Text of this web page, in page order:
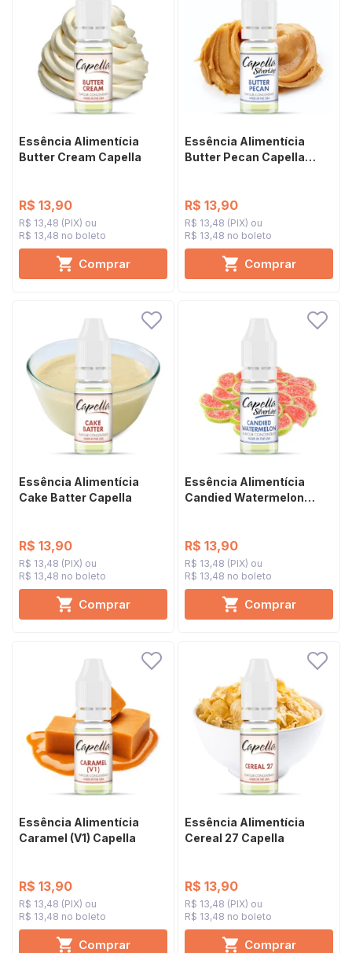
Essência Alimentícia
Butter Cream Capella
R$ 13,90
R$ 13,48 (PIX)
R$ 13,48 no boleto
Comprar
Essência Alimentícia
Butter Pecan Capella
R$ 13,90
R$ 13,48 (PIX)
R$ 13,48 no boleto
Comprar
Essência Alimentícia
Cake Batter Capella
R$ 13,90
R$ 13,48 (PIX)
R$ 13,48 no boleto
Comprar
Essência Alimentícia
Candied Watermelon
R$ 13,90
R$ 13,48 (PIX)
R$ 13,48 no boleto
Comprar
Essência Alimentícia
Caramel (V1) Capella
R$ 13,90
R$ 13,48 (PIX)
R$ 13,48 no boleto
Comprar
Essência Alimentícia
Cereal 27 Capella
R$ 13,90
R$ 13,48 (PIX)
R$ 13,48 no boleto
Comprar